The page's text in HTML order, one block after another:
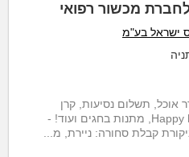
מכשור רפואי
ישראל בע"מ
אוכל, תשלום נסיעות, קרן
השתלמות, אירועי חברה, Happy hours, מתנות בחגים ועוד! -
קבלת סחורה: ניירת, מ...